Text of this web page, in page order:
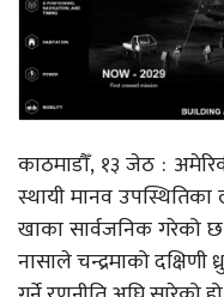
काठमाडौँ, १३ जेठ :
स्थायी मानव उपस्थितिका
खाका सार्वजनिक गरेको छ
नासाले चन्द्रमाको दक्षिणी